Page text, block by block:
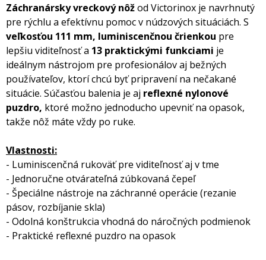
Záchranársky vreckový nôžod Victorinox je navrhnutý
pre rýchlu a efektívnu pomoc v núdzových situáciách. S
veľkosťou 111 mm, luminiscenčnou črienkou pre
lepšiu viditeľnosť a 13 praktickými funkciami je
ideálnym nástrojom pre profesionálov aj bežných
používateľov, ktorí chcú byť pripravení na nečakané
situácie. Súčasťou balenia je aj reflexné nylonové
puzdro, ktoré možno jednoducho upevniť na opasok,
takže nôž máte vždy po ruke.
Vlastnosti:
- Luminiscenčná rukoväť pre viditeľnosť aj v tme
- Jednoručne otvárateľná zúbkovaná čepeľ
- Špeciálne nástroje na záchranné operácie (rezanie
pásov, rozbíjanie skla)
- Odolná konštrukcia vhodná do náročných podmienok
- Praktické reflexné puzdro na opasok